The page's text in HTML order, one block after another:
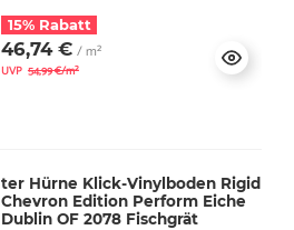
15% Rabatt
46,74 € / m²
UVP 54,99 €/m²
ter Hürne Klick-Vinylboden Rigid
Chevron Edition Perform Eiche
Dublin OF 2078 Fischgrät